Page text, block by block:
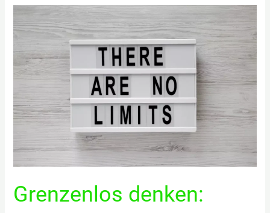
mit
Achtsamkeit
Bewusstsein!
Grenzenlos denken: